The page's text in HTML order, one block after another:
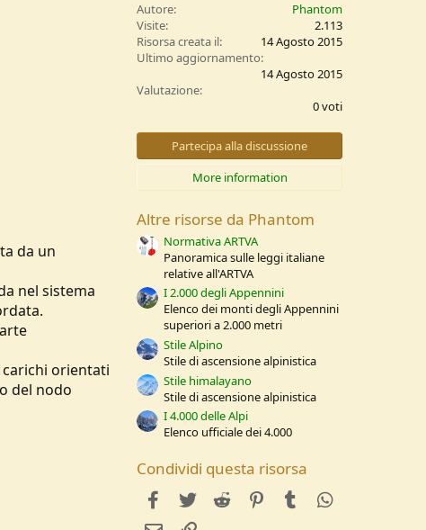
da un
nel sistema
orientati
del nodo
Autore
Phantom
Visite
2.113
Risorsa creata il
14 Agosto 2015
Ultimo aggiornamento
14 Agosto 2015
Valutazione
,
0
0
t
0 voti
Partecipa alla discussione
More information
Altre risorse da Phantom
Normativa ARTVA
Panoramica sulle leggi italiane
relative all'ARTVA
I 2.000 degli Appennini
Elenco dei monti degli Appennini
superiori a 2.000 metri
Stile Alpino
Stile di ascensione alpinistica
Stile himalayano
Stile di ascensione alpinistica
I 4.000 delle Alpi
Elenco ufficiale dei 4.000
Condividi questa risorsa
facebook
Twitter Reddit Pinterest
Tumblr